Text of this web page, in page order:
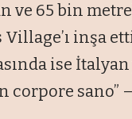
ve 65 bin
inşa
ise
corpore sano”